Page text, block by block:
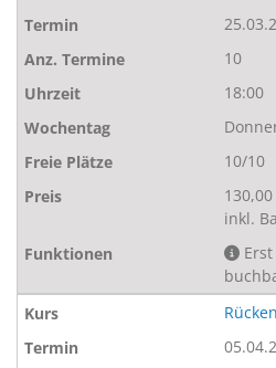
10
18:00
10/10
inkl.